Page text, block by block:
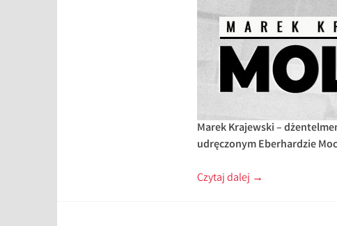
Marek Krajewski –
udręczonym Eberhardzie
Czytaj dalej →